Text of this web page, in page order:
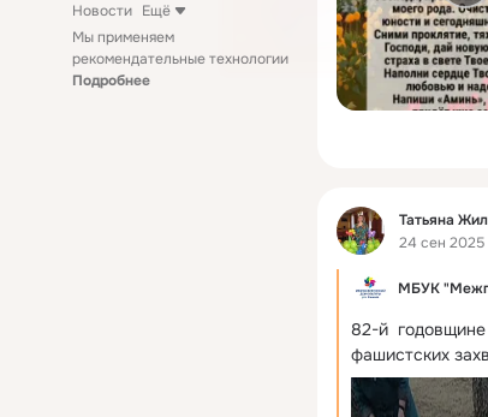
Новости Ещё
Мы применяем
рекомендательные технологии
Подробнее
Фид Татьяна
24 сен 2025
МБУК
82-й
фашистских